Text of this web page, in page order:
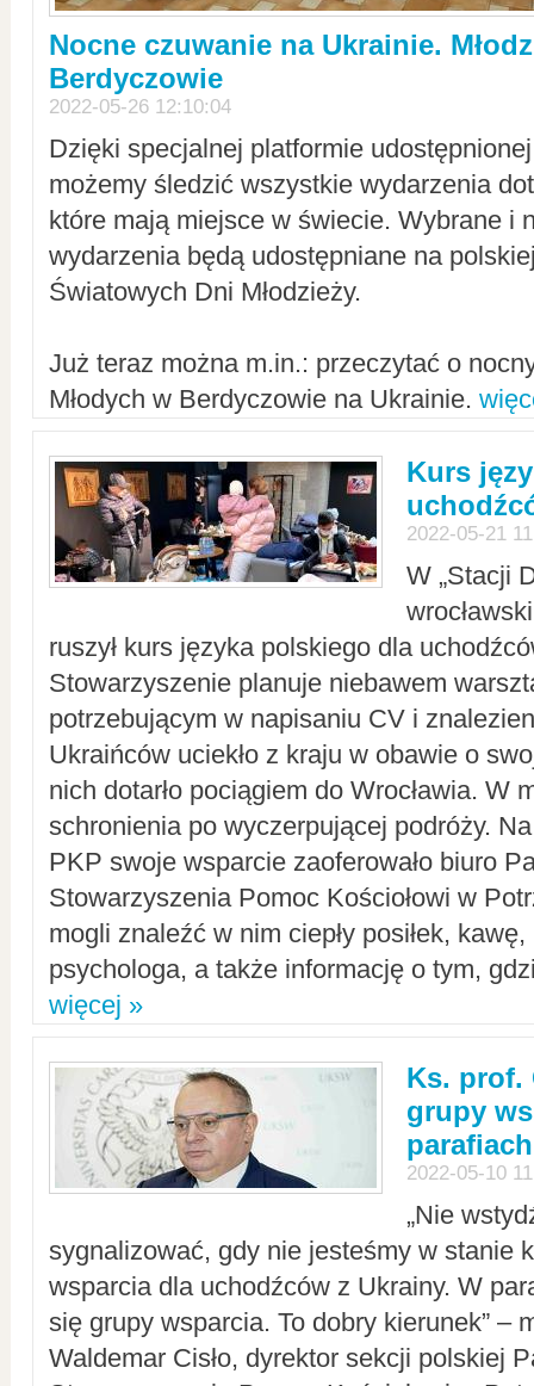
Nocne czuwanie na Ukrainie.
Berdyczowie
2022-05-26 12:10:04
Dzięki specjalnej platformie
możemy śledzić wszystkie wydarzenia
które mają miejsce w świecie. Wybrane i
wydarzenia będą udostępniane na
Światowych Dni Młodzieży.
Już teraz można m.in.: przeczytać o
Młodych w Berdyczowie na Ukrainie.
Kurs
2022-05-21
W „Stacji
ruszył kurs języka polskiego dla
Stowarzyszenie planuje niebawem
potrzebującym w napisaniu CV i
Ukraińców uciekło z kraju w obawie o
nich dotarło pociągiem do Wrocławia. W
schronienia po wyczerpującej podróży.
PKP swoje wsparcie zaoferowało biuro
Stowarzyszenia Pomoc Kościołowi w
mogli znaleźć w nim ciepły posiłek,
psychologa, a także informację o tym,
więcej »
Ks. prof.
grupy
parafiach
2022-05-10
„Nie
sygnalizować, gdy nie jesteśmy w stanie
wsparcia dla uchodźców z Ukrainy. W
się grupy wsparcia. To dobry kierunek” –
Waldemar Cisło, dyrektor sekcji polskiej